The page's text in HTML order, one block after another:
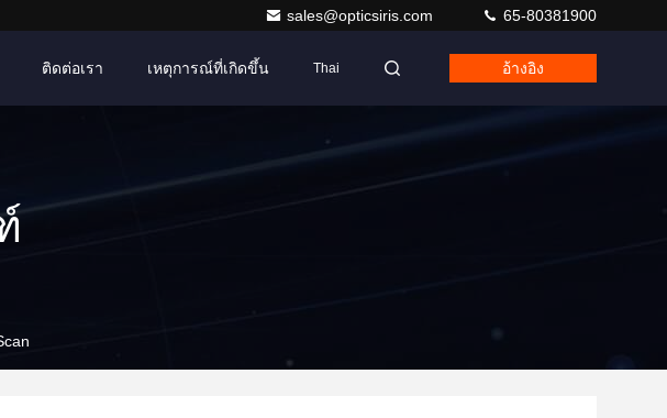
sales@opticsiris.com 65-80381900
ติดต่อเรา เหตุการณ์ที่เกิดขึ้น Thai อ้างอิง